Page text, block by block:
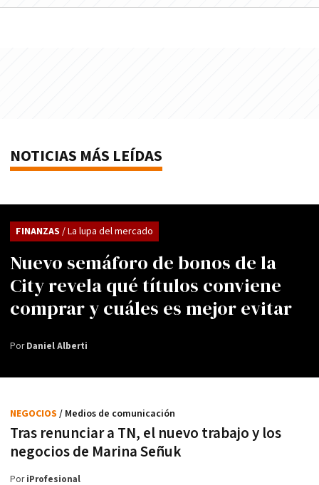
NOTICIAS MÁS LEÍDAS
Nuevo semáforo de bonos de la
City revela qué títulos conviene
comprar y cuáles es mejor evitar
FINANZAS / La lupa del mercado
PorDaniel Alberti
Tras renunciar a TN, el nuevo trabajo y los
negocios de Marina Señuk
NEGOCIOS / Medios de comunicación
PoriProfesional